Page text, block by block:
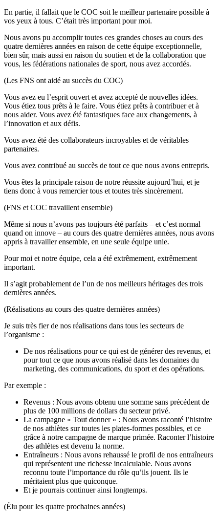
En partie, il fallait que le COC soit le meilleur partenaire possible à
vos yeux à tous. C’était très important pour moi.
Nous avons pu accomplir toutes ces grandes choses au cours des
quatre dernières années en raison de cette équipe exceptionnelle,
bien sûr, mais aussi en raison du soutien et de la collaboration que
vous, les fédérations nationales de sport, nous avez accordés.
(Les FNS ont aidé au succès du COC)
Vous avez eu l’esprit ouvert et avez accepté de nouvelles idées.
Vous étiez tous prêts à le faire. Vous étiez prêts à contribuer et à
nous aider. Vous avez été fantastiques face aux changements, à
l’innovation et aux défis.
Vous avez été des collaborateurs incroyables et de véritables
partenaires.
Vous avez contribué au succès de tout ce que nous avons entrepris.
Vous êtes la principale raison de notre réussite aujourd’hui, et je
tiens donc à vous remercier tous et toutes très sincèrement.
(FNS et COC travaillent ensemble)
Même si nous n’avons pas toujours été parfaits – et c’est normal
quand on innove – au cours des quatre dernières années, nous avons
appris à travailler ensemble, en une seule équipe unie.
Pour moi et notre équipe, cela a été extrêmement, extrêmement
important.
Il s’agit probablement de l’un de nos meilleurs héritages des trois
dernières années.
(Réalisations au cours des quatre dernières années)
Je suis très fier de nos réalisations dans tous les secteurs de
l’organisme :
De nos réalisations pour ce qui est de générer des revenus, et
pour tout ce que nous avons réalisé dans les domaines du
marketing, des communications, du sport et des opérations.
Par exemple :
Revenus : Nous avons obtenu une somme sans précédent de
plus de 100 millions de dollars du secteur privé.
La campagne « Tout donner » : Nous avons raconté l’histoire
de nos athlètes sur toutes les plates-formes possibles, et ce
grâce à notre campagne de marque primée. Raconter l’histoire
des athlètes est devenu la norme.
Entraîneurs : Nous avons rehaussé le profil de nos entraîneurs
qui représentent une richesse incalculable. Nous avons
reconnu toute l’importance du rôle qu’ils jouent. Ils le
méritaient plus que quiconque.
Et je pourrais continuer ainsi longtemps.
(Élu pour les quatre prochaines années)